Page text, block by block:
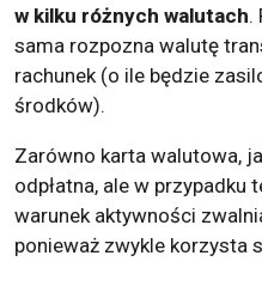
w kilku różnych walutach.
sama rozpozna walutę
rachunek (o ile będzie
środków).
Zarówno karta walutowa,
odpłatna, ale w przypadku
warunek aktywności
ponieważ zwykle korzysta